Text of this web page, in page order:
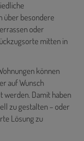
über besondere
oder
mitten in
können
auf Wunsch
werden. Damit haben
zu gestalten – oder
Lösung zu